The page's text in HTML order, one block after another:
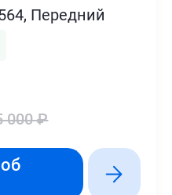
Передний
000 ₽